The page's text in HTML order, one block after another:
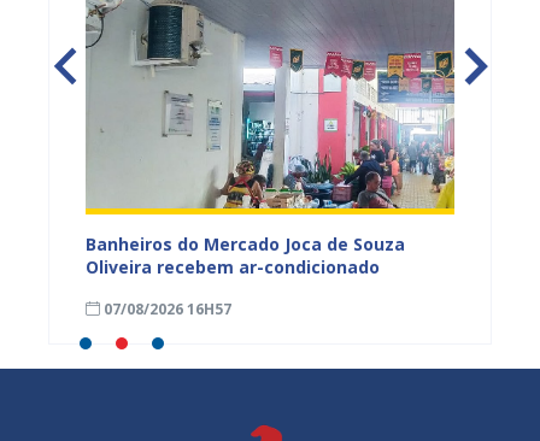
Banheiros do Mercado Joca de Souza
Oliveira recebem ar-condicionado
07/08/2026 16H57